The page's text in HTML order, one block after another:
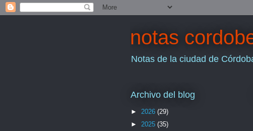
notas
Notas de la ciudad de
Archivo del blog
► 2026 (29)
► 2025 (35)